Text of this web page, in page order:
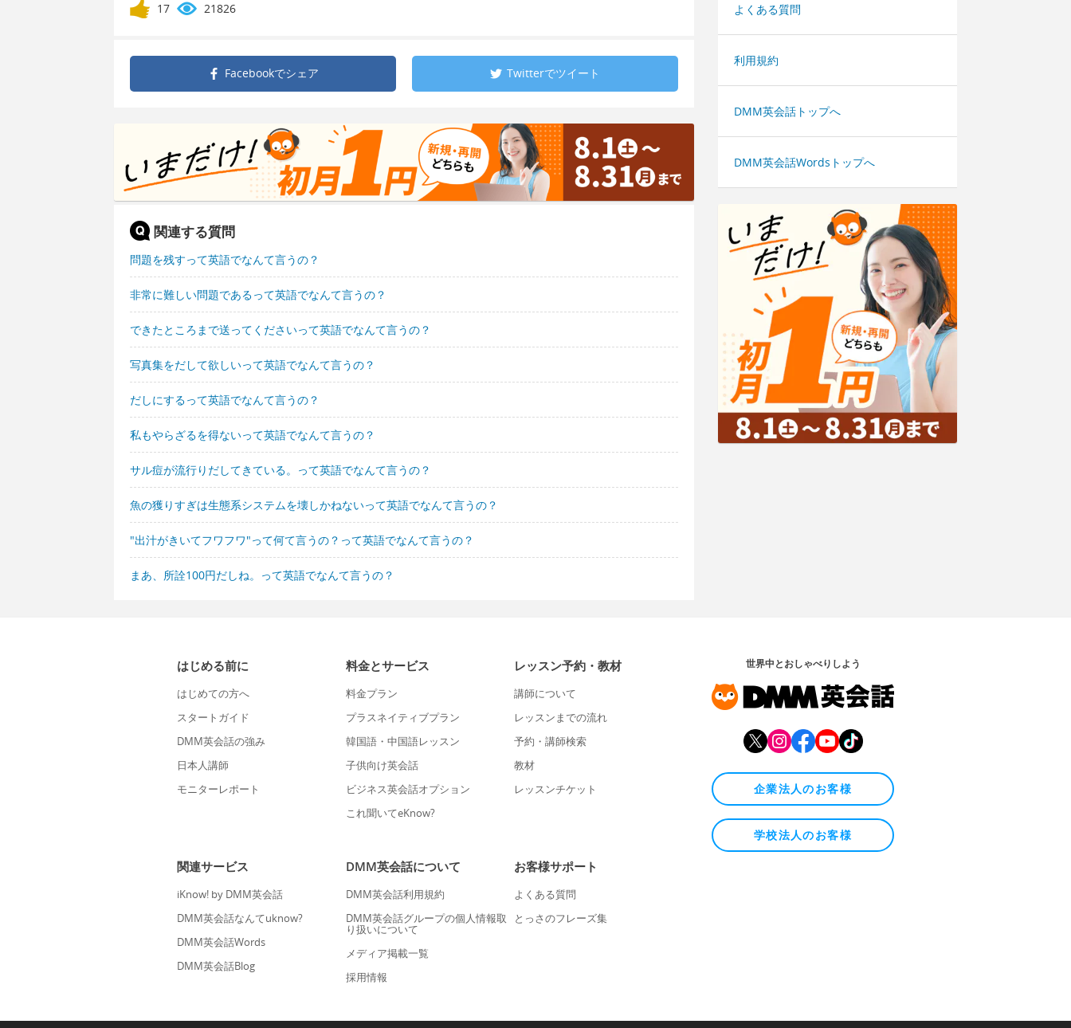
17 21826
Facebookでシェア Twitterでツイート
関連する質問
問題を残すって英語でなんて言うの？
非常に難しい問題であるって英語でなんて言うの？
できたところまで送ってくださいって英語でなんて言うの？
写真集をだして欲しいって英語でなんて言うの？
だしにするって英語でなんて言うの？
私もやらざるを得ないって英語でなんて言うの？
サル痘が流行りだしてきている。って英語でなんて言うの？
魚の獲りすぎは生態系システムを壊しかねないって英語でなんて言うの？
"出汁がきいてフワフワ"って何て言うの？って英語でなんて言うの？
まあ、所詮100円だしね。って英語でなんて言うの？
よくある質問
利用規約
DMM英会話トップへ
DMM英会話Wordsトップへ
はじめる前に
はじめての方へ
スタートガイド
DMM英会話の強み
日本人講師
モニターレポート
料金とサービス
料金プラン
プラスネイティブプラン
韓国語・中国語レッスン
子供向け英会話
ビジネス英会話オプション
これ聞いてeKnow?
レッスン予約・教材
講師について
レッスンまでの流れ
予約・講師検索
教材
レッスンチケット
関連サービス
iKnow! by DMM英会話
DMM英会話なんてuknow?
DMM英会話Words
DMM英会話Blog
DMM英会話について
DMM英会話利用規約
DMM英会話グループの個人情報取
り扱いについて
メディア掲載一覧
採用情報
お客様サポート
よくある質問
とっさのフレーズ集
世界中とおしゃべりしよう
企業法人のお客様
学校法人のお客様